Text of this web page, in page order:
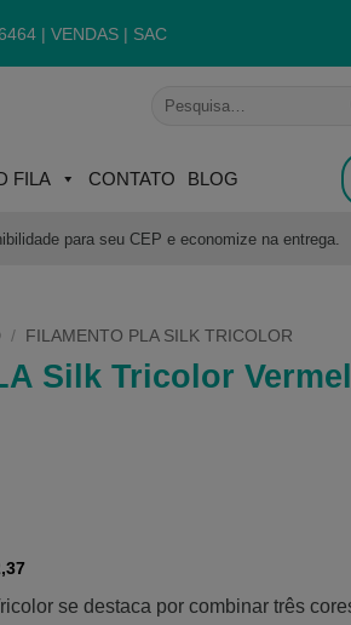
| VENDAS | SAC
Pesquisar
FILA CONTATO BLOG
para seu CEP e economize na entrega.
/ FILAMENTO PLA SILK TRICOLOR
Silk Tricolor
se destaca por combinar três